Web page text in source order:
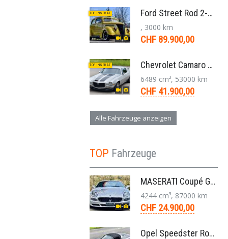
TOP INSERAT Ford Street Rod 2-Door V8 Aut. 1937
, 3000 km
CHF 89.900,00
TOP INSERAT Chevrolet Camaro SS 396 LS3 Coupe Aut. 1971
6489 cm³, 53000 km
CHF 41.900,00
Alle Fahrzeuge anzeigen
TOP Fahrzeuge
MASERATI Coupé GT Cambiocorsa 4,2 V8 Aut. 2005
4244 cm³, 87000 km
CHF 24.900,00
Opel Speedster Roadster 2.2 L Targa 5-Gang 2002